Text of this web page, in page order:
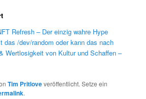
Refresh – Der einzig wahre Hype
das /dev/random oder kann das nach
Wertlosigkeit von Kultur und Schaffen –
Tim Pritloveveröffentlicht. Setze ein
.